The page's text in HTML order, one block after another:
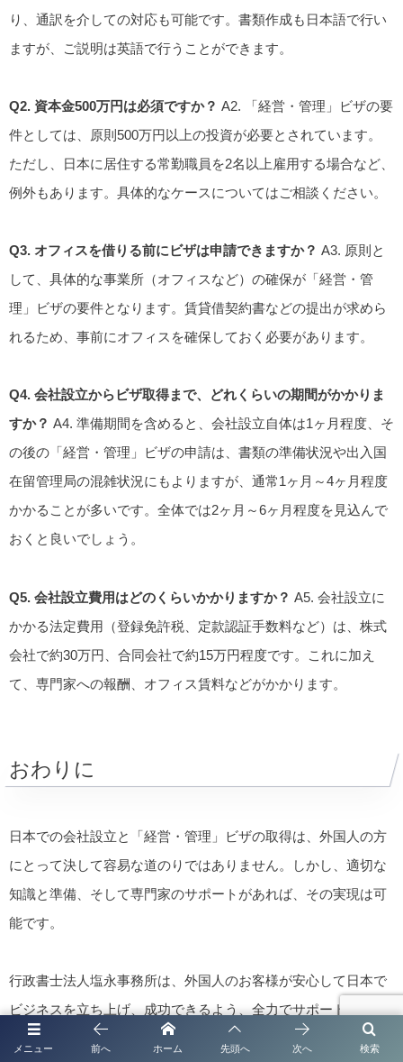
り、通訳を介しての対応も可能です。書類作成も日本語で行い
ますが、ご説明は英語で行うことができます。
Q2. 資本金500万円は必須ですか？ A2. 「経営・管理」ビザの要
件としては、原則500万円以上の投資が必要とされています。
ただし、日本に居住する常勤職員を2名以上雇用する場合など、
例外もあります。具体的なケースについてはご相談ください。
Q3. オフィスを借りる前にビザは申請できますか？ A3. 原則と
して、具体的な事業所（オフィスなど）の確保が「経営・管
理」ビザの要件となります。賃貸借契約書などの提出が求めら
れるため、事前にオフィスを確保しておく必要があります。
Q4. 会社設立からビザ取得まで、どれくらいの期間がかかりま
すか？ A4. 準備期間を含めると、会社設立自体は1ヶ月程度、そ
の後の「経営・管理」ビザの申請は、書類の準備状況や出入国
在留管理局の混雑状況にもよりますが、通常1ヶ月～4ヶ月程度
かかることが多いです。全体では2ヶ月～6ヶ月程度を見込んで
おくと良いでしょう。
Q5. 会社設立費用はどのくらいかかりますか？ A5. 会社設立に
かかる法定費用（登録免許税、定款認証手数料など）は、株式
会社で約30万円、合同会社で約15万円程度です。これに加え
て、専門家への報酬、オフィス賃料などがかかります。
おわりに
日本での会社設立と「経営・管理」ビザの取得は、外国人の方
にとって決して容易な道のりではありません。しかし、適切な
知識と準備、そして専門家のサポートがあれば、その実現は可
能です。
行政書士法人塩永事務所は、外国人のお客様が安心して日本で
ビジネスを立ち上げ、成功できるよう、全力でサポートさせて
いただきます。ご不明な点がございましたら、どんな些細なこ
メニュー 検索
前へ ホーム 先頭へ 次へ